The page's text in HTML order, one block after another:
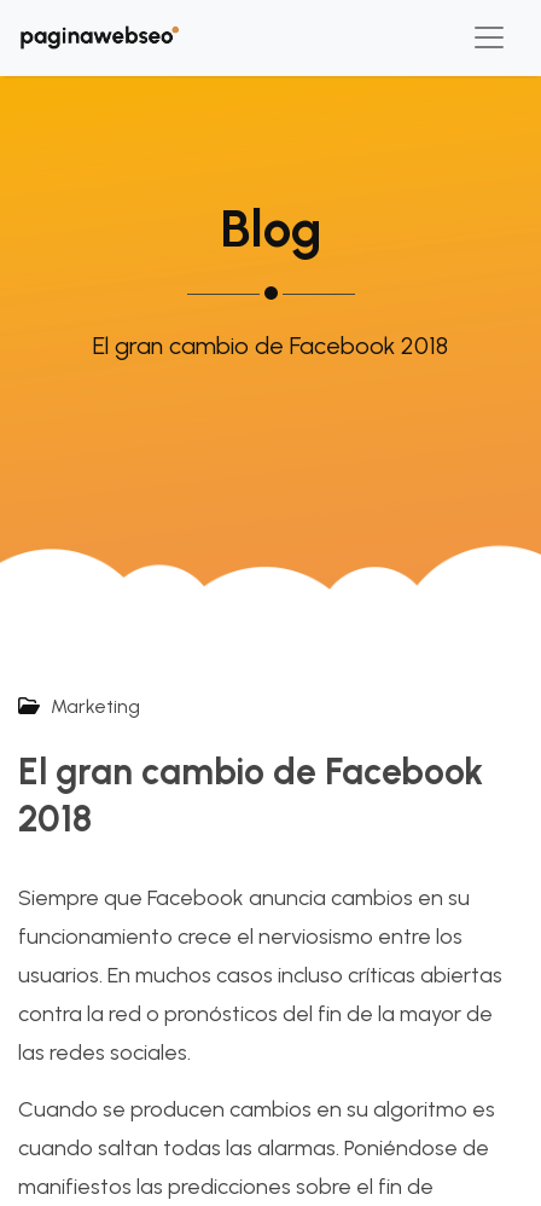
Blog
El gran cambio de Facebook 2018
Marketing
El gran cambio de Facebook
2018
Siempre que Facebook anuncia cambios en su
funcionamiento crece el nerviosismo entre los
usuarios. En muchos casos incluso críticas abiertas
contra la red o pronósticos del fin de la mayor de
las redes sociales.
Cuando se producen cambios en su algoritmo es
cuando saltan todas las alarmas. Poniéndose de
manifiestos las predicciones sobre el fin de